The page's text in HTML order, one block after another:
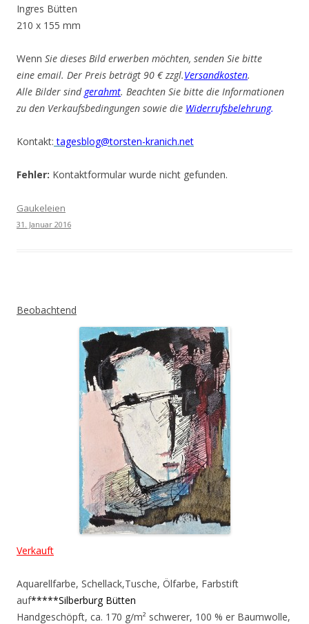
Ingres Bütten
210 x 155 mm
Wenn Sie dieses Bild erwerben möchten, senden Sie bitte
eine email. Der Preis beträgt 90 € zzgl.Versandkosten.
Alle Bilder sind gerahmt. Beachten Sie bitte die Informationen
zu den Verkaufsbedingungen sowie die Widerrufsbelehrung.
Kontakt: tagesblog@torsten-kranich.net
Fehler: Kontaktformular wurde nicht gefunden.
Gaukeleien
31. Januar 2016
Beobachtend
Verkauft
Aquarellfarbe, Schellack,Tusche, Ölfarbe, Farbstift
auf*****Silberburg Bütten
Handgeschöpft, ca. 170 g/m² schwerer, 100 % er Baumwolle,